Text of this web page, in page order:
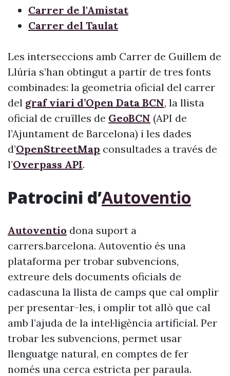
Carrer de l'Amistat
Carrer del Taulat
Les interseccions amb Carrer de Guillem de
Llúria s’han obtingut a partir de tres fonts
combinades: la geometria oficial del carrer
del graf viari d’Open Data BCN, la llista
oficial de cruïlles de GeoBCN (API de
l’Ajuntament de Barcelona) i les dades
d’OpenStreetMap consultades a través de
l’Overpass API.
Patrocini d’Autoventio
Autoventio dona suport a
carrers.barcelona. Autoventio és una
plataforma per trobar subvencions,
extreure dels documents oficials de
cadascuna la llista de camps que cal omplir
per presentar-les, i omplir tot allò que cal
amb l’ajuda de la intel·ligència artificial. Per
trobar les subvencions, permet usar
llenguatge natural, en comptes de fer
només una cerca estricta per paraula.